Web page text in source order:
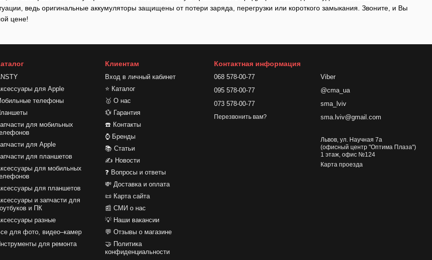
ведь оригинальные аккумуляторы защищены от потери заряда, перегрузки или короткого замыкания. Звоните, и Вы
цене!
для Apple
телефоны
для мобильных
для Apple
для планшетов
для мобильных
для планшетов
и запчасти для
и ПК
разные
для фото, видео–камер
для ремонта
Клиентам
Вход в личный кабинет
⭐ Каталог
🥇 О нас
💱 Гарантия
☎️ Контакты
⌚ Бренды
📚 Статьи
✍ Новости
❓ Вопросы и ответы
💸 Доставка и оплата
📜 Карта сайта
📰 СМИ о нас
💡 Наши вакансии
💬 Отзывы о магазине
🤝 Политика
конфиденциальности
Контактная информация
068 578-00-77
095 578-00-77
073 578-00-77
Перезвонить вам?
Viber
@cma_ua
sma_lviv
sma.lviv@gmail.com
Львов, ул. Научная 7а
(офисный центр "Оптима Плаза")
1 этаж, офис №124
Карта проезда